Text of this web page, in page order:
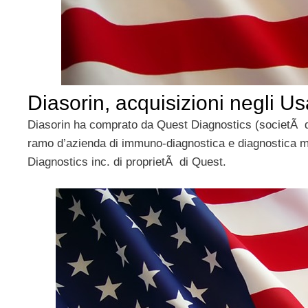
Diasorin, acquisizioni negli
Diasorin ha comprato da Quest Diagnostics (societÃ
ramo d’azienda di immuno-diagnostica e diagnostica
Diagnostics inc. di proprietÃ di Quest.